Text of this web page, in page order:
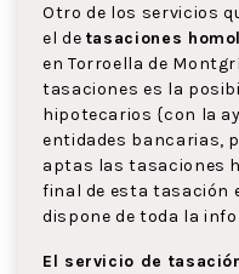
Otro de los servicios
el de tasaciones
en Torroella de
tasaciones es la
hipotecarios {con la
entidades bancarias,
aptas las tasaciones
final de esta tasación
dispone de toda la
El servicio de